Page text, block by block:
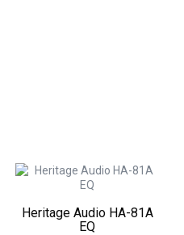
Heritage Audio HA-81A
EQ